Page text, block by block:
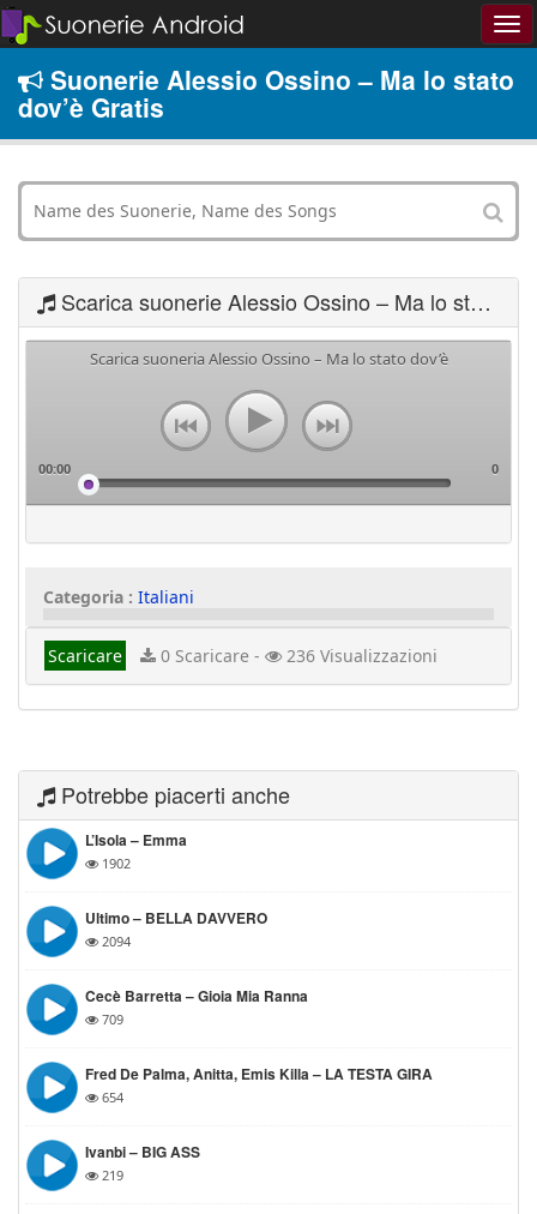
Suonerie Alessio Ossino – Ma lo stato
dov’è Gratis
Scarica suonerie Alessio Ossino – Ma lo stato dov’è
Scarica suoneria Alessio Ossino – Ma lo stato dov’è
00:00 0
Categoria : Italiani
Scaricare 0 Scaricare - 236 Visualizzazioni
Potrebbe piacerti anche
L’Isola – Emma
1902
Ultimo – BELLA DAVVERO
2094
Cecè Barretta – Gioia Mia Ranna
709
Fred De Palma, Anitta, Emis Killa – LA TESTA GIRA
654
Ivanbi – BIG ASS
219